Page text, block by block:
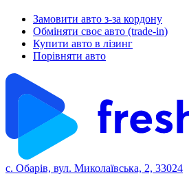
Замовити авто з-за кордону
Обміняти своє авто (trade-in)
Купити авто в лізинг
Порівняти авто
с. Обарів, вул. Миколаївська, 2, 33024